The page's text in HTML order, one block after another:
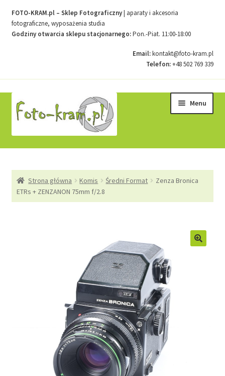
FOTO-KRAM.pl – Sklep Fotograficzny| aparaty i akcesoria
fotograficzne, wyposażenia studia
Godziny otwarcia sklepu stacjonarnego:Pon.-Piat. 11:00-18:00
Email:kontakt@foto-kram.pl
Telefon:+48 502 769 339
do
nawigacji
do
treści
Menu
Kontakt
Strona główna Komis Średni Format
Zenza Bronica
ETRs + ZENZANON 75mm f/2.8